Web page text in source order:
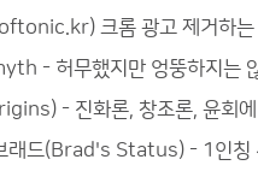
크롬 광고 제거하는
- 허무했지만 엉뚱하지는
- 진화론, 창조론, 윤회
래드(Brad's Status) - 1인칭